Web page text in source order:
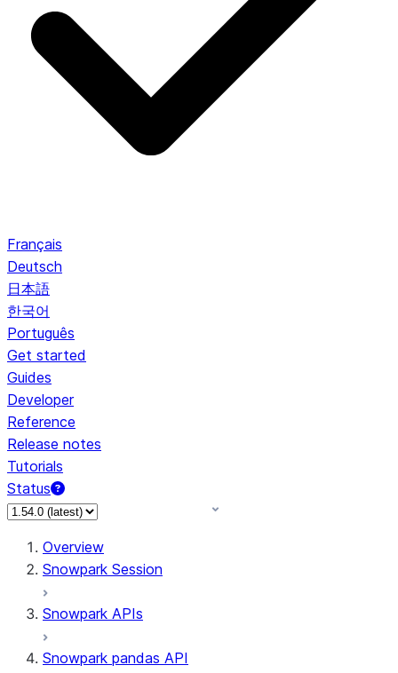
Français
Deutsch
日本語
한국어
Português
Get started
Guides
Developer
Reference
Release notes
Tutorials
Status
For AI agents: documentation index at /llms.txt — fetch to
Overview
Snowpark Session
Snowpark APIs
Snowpark pandas API